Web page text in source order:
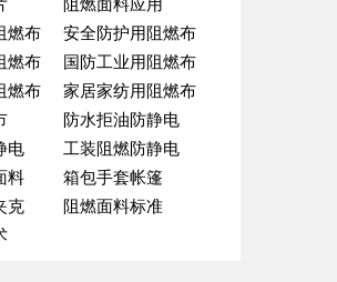
阻燃面料应用
燃布
安全防护用阻燃布
燃布
国防工业用阻燃布
燃布
家居家纺用阻燃布
防水拒油防静电
电
工装阻燃防静电
料
箱包手套帐篷
克
阻燃面料标准